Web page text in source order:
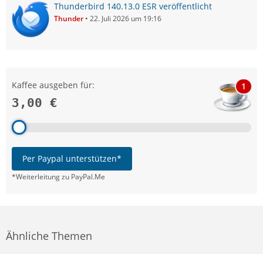
Thunderbird 140.13.0 ESR veröffentlicht
Thunder 22. Juli 2026 um 19:16
Kaffee ausgeben für:
3,00 €
1
Per Paypal unterstützen*
*Weiterleitung zu PayPal.Me
Ähnliche Themen